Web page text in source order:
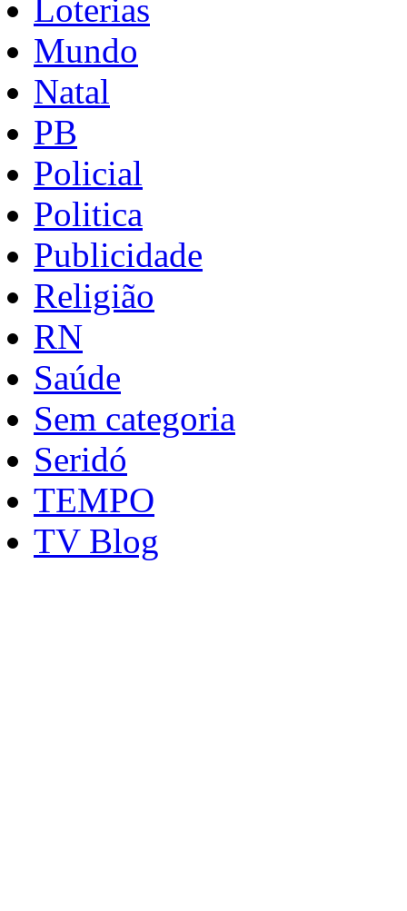
Loterias
Mundo
Natal
PB
Policial
Politica
Publicidade
Religião
RN
Saúde
Sem categoria
Seridó
TEMPO
TV Blog